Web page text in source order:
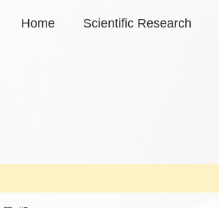
Home Scientific Research